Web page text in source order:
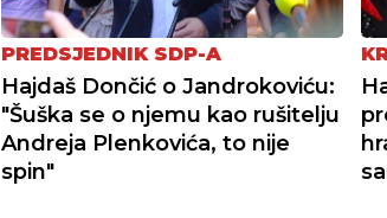
PREDSJEDNIK SDP-A
Hajdaš Dončić o Jandrokoviću:
"Šuška se o njemu kao rušitelju
Andreja Plenkovića, to nije
spin"